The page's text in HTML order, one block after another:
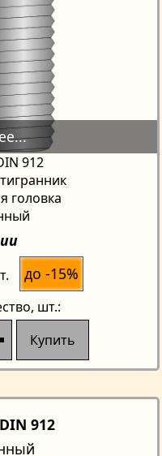
912
головка
до -15%
, шт.:
Купить
912